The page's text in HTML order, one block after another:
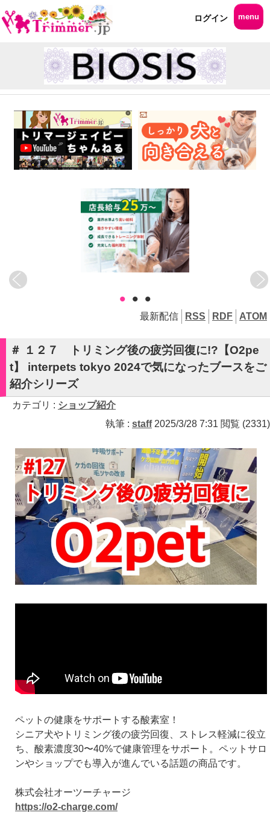
ログイン menu
• • •
最新配信 RSS RDF ATOM
＃ １２７ トリミング後の疲労回復に!?【O2pe
t】 interpets tokyo 2024で気になったブースをご
紹介シリーズ
カテゴリ : ショップ紹介
執筆 : staff 2025/3/28 7:31 閲覧 (2331)
ペットの健康をサポートする酸素室！
シニア犬やトリミング後の疲労回復、ストレス軽減に役立
ち、酸素濃度30〜40%で健康管理をサポート。ペットサロ
ンやショップでも導入が進んでいる話題の商品です。
株式会社オーツーチャージ
https://o2-charge.com/